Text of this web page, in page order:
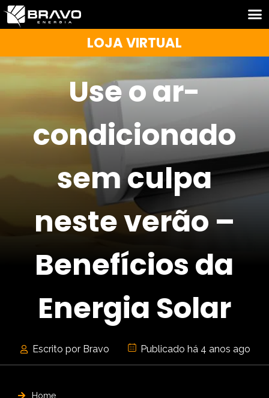
LOJA VIRTUAL
Use o ar-
condicionado
sem culpa
neste verão –
Benefícios da
Energia Solar
Escrito por Bravo Publicado há 4 anos ago
Home